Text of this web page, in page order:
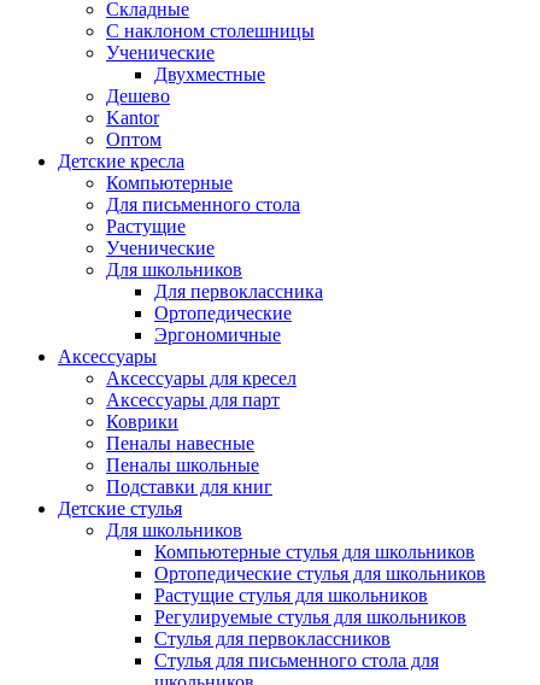
Складные
С наклоном столешницы
Ученические
Двухместные
Дешево
Kantor
Оптом
Детские кресла
Компьютерные
Для письменного стола
Растущие
Ученические
Для школьников
Для первоклассника
Ортопедические
Эргономичные
Аксессуары
Аксессуары для кресел
Аксессуары для парт
Коврики
Пеналы навесные
Пеналы школьные
Подставки для книг
Детские стулья
Для школьников
Компьютерные стулья для школьников
Ортопедические стулья для школьников
Растущие стулья для школьников
Регулируемые стулья для школьников
Стулья для первоклассников
Стулья для письменного стола для